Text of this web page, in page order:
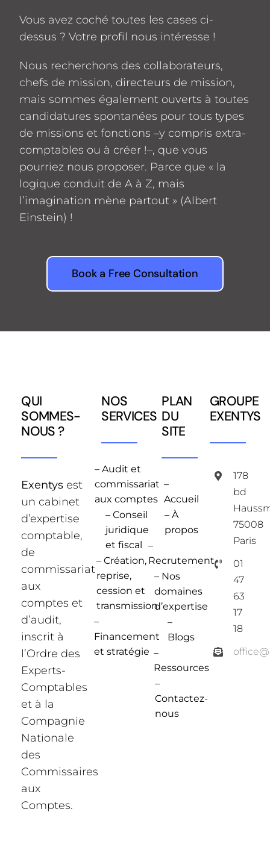
Vous avez coché toutes les cases ci-
dessus ? Votre profil nous intéresse !
Nous recherchons des collaborateurs,
chefs de mission, directeurs de mission,
mais sommes également ouverts à toutes
candidatures spontanées pour tous types
de missions et fonctions –y compris extra-
comptables ou à créer !–, que vous
pourriez nous proposer. Parce que « la
logique conduit de A à Z, mais
l’imagination mène partout » (Albert
Einstein) !
Book a Free Consultation
QUI
SOMMES-
NOUS ?
Exentys est
un cabinet
d’expertise
comptable,
de
commissariat
aux
comptes et
d’audit,
inscrit à
l’Ordre des
Experts-
Comptables
et à la
Compagnie
Nationale
des
Commissaires
aux
Comptes.
NOS
SERVICES
– Audit et
commissariat
aux comptes
– Conseil
juridique
et fiscal
– Création,
reprise,
cession et
transmission
–
Financement
et stratégie
PLAN
DU
SITE
–
Accueil
– À
propos
–
Recrutement
– Nos
domaines
d’expertise
–
Blogs
–
Ressources
–
Contactez-
nous
GROUPE
EXENTYS
178
bd
75008
Paris
01
47
63
17
18